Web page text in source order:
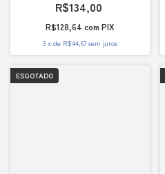
R$134,00
R$128,64 com PIX
3 x de R$44,67 sem juros
ESGOTADO